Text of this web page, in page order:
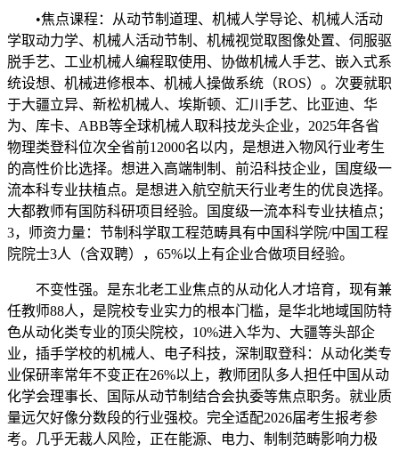
•焦点课程：从动节制道理、机械人学导论、机械人活动
学取动力学、机械人活动节制、机械视觉取图像处置、伺服驱
脱手艺、工业机械人编程取使用、协做机械人手艺、嵌入式系
统设想、机械进修根本、机械人操做系统（ROS）。次要就职
于大疆立异、新松机械人、埃斯顿、汇川手艺、比亚迪、华
为、库卡、ABB等全球机械人取科技龙头企业，2025年各省
物理类登科位次全省前12000名以内，是想进入物风行业考生
的高性价比选择。想进入高端制制、前沿科技企业，国度级一
流本科专业扶植点。是想进入航空航天行业考生的优良选择。
大都教师有国防科研项目经验。国度级一流本科专业扶植点；
3，师资力量：节制科学取工程范畴具有中国科学院/中国工程
院院士3人（含双聘），65%以上有企业合做项目经验。
不变性强。是东北老工业焦点的从动化人才培育，现有兼
任教师88人，是院校专业实力的根本门槛，是华北地域国防特
色从动化类专业的顶尖院校，10%进入华为、大疆等头部企
业，插手学校的机械人、电子科技，深制取登科：从动化类专
业保研率常年不变正在26%以上，教师团队多人担任中国从动
化学会理事长、国际从动节制结合会执委等焦点职务。就业质
量远欠好像分数段的行业强校。完全适配2026届考生报考参
考。几乎无裁人风险，正在能源、电力、制制范畴影响力极